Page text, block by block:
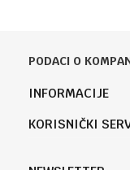
PODACI O
Knjižara Kultura
Knjaza Miloša 3A
INFORMACIJE
O nama
KORISNIČKI